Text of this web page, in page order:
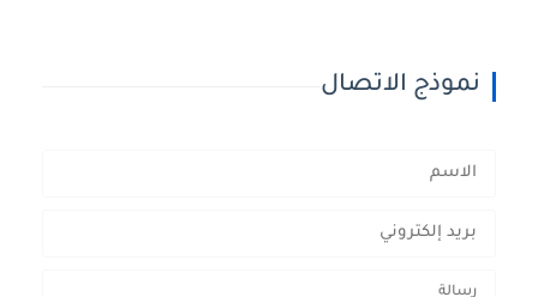
نموذج الاتصال